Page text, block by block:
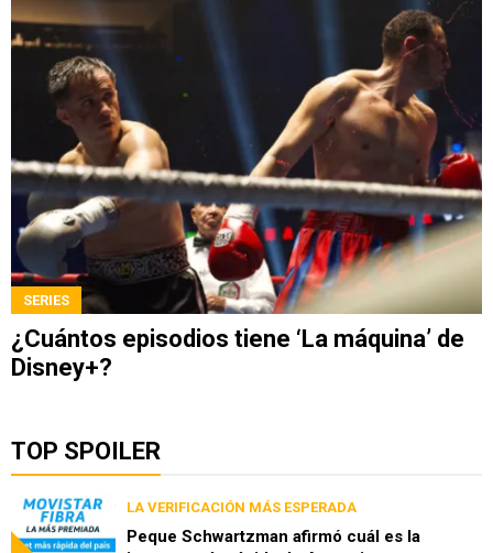
SERIES
¿Cuántos episodios tiene ‘La máquina’ de
Disney+?
TOP SPOILER
LA VERIFICACIÓN MÁS ESPERADA
Peque Schwartzman afirmó cuál es la